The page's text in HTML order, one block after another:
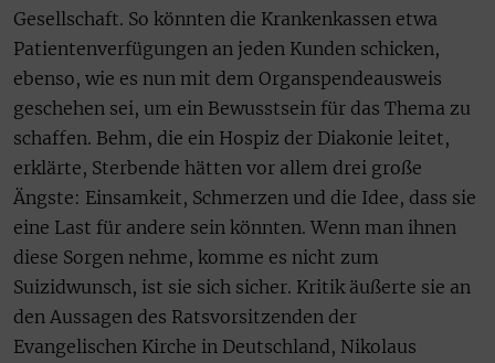
Gesellschaft. So könnten die Krankenkassen etwa
Patientenverfügungen an jeden Kunden schicken,
ebenso, wie es nun mit dem Organspendeausweis
geschehen sei, um ein Bewusstsein für das Thema zu
schaffen. Behm, die ein Hospiz der Diakonie leitet,
erklärte, Sterbende hätten vor allem drei große
Ängste: Einsamkeit, Schmerzen und die Idee, dass sie
eine Last für andere sein könnten. Wenn man ihnen
diese Sorgen nehme, komme es nicht zum
Suizidwunsch, ist sie sich sicher. Kritik äußerte sie an
den Aussagen des Ratsvorsitzenden der
Evangelischen Kirche in Deutschland, Nikolaus